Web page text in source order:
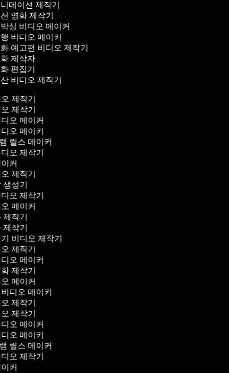
메이션 제작기
영화 제작기
싱 비디오 메이커
비디오 메이커
예고편 비디오 제작기
제작자
편집기
비디오 제작기
오 제작기
오 제작기
디오 메이커
디오 메이커
릴스 메이커
디오 제작기
이커
오 제작기
생성기
디오 제작기
오 메이커
제작기
제작기
기 비디오 제작기
오 제작기
디오 메이커
화 제작기
오 메이커
비디오 메이커
오 제작기
오 제작기
디오 메이커
디오 메이커
릴스 메이커
디오 제작기
이커